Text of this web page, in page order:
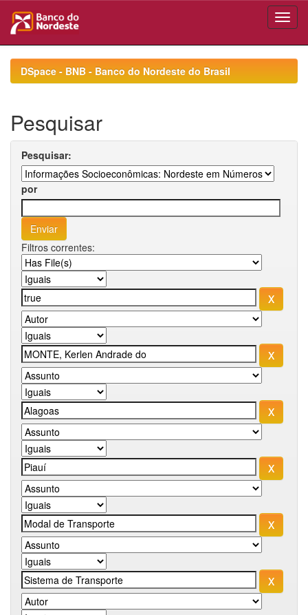
navigationDSpace - BNB - Banco do Nordeste do Brasil
Pesquisar
Pesquisar:
por
Filtros correntes: